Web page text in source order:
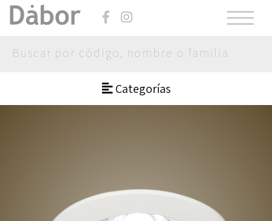
Categorías